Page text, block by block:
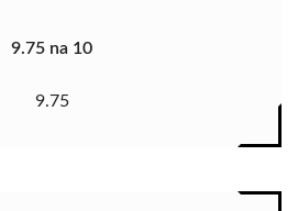
9.75 na 10
9.75